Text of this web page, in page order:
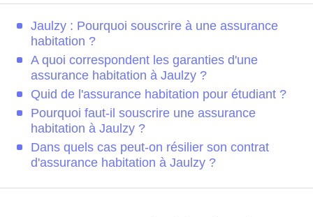
Jaulzy : Pourquoi souscrire à une assurance
habitation ?
A quoi correspondent les garanties d'une
assurance habitation à Jaulzy ?
Quid de l'assurance habitation pour étudiant ?
Pourquoi faut-il souscrire une assurance
habitation à Jaulzy ?
Dans quels cas peut-on résilier son contrat
d'assurance habitation à Jaulzy ?